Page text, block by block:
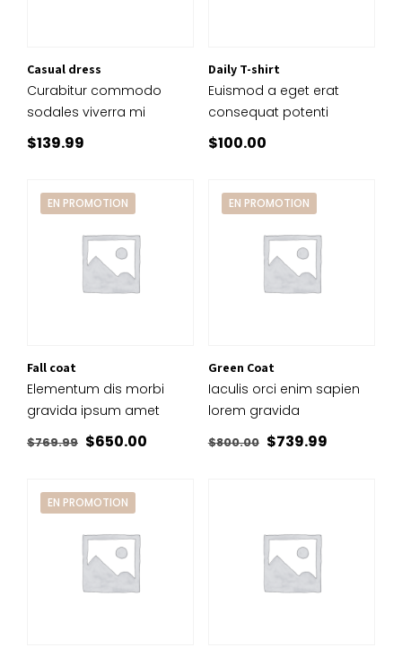
Casual dress
Curabitur commodo
sodales viverra mi
$139.99
Daily T-shirt
Euismod a eget erat
consequat potenti
$100.00
EN PROMOTION
Fall coat
Elementum dis morbi
gravida ipsum amet
$769.99 Le
initial
était :
$769.99.
$650.00
EN PROMOTION
Green Coat
Iaculis orci enim sapien
lorem gravida
$800.00 Le
$800.00.
$739.99Le
EN PROMOTION